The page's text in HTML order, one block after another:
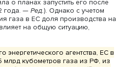
стран, у ЕС есть и планы по
добычи природного газа.
на деле последние
Особенно упали
рисками.